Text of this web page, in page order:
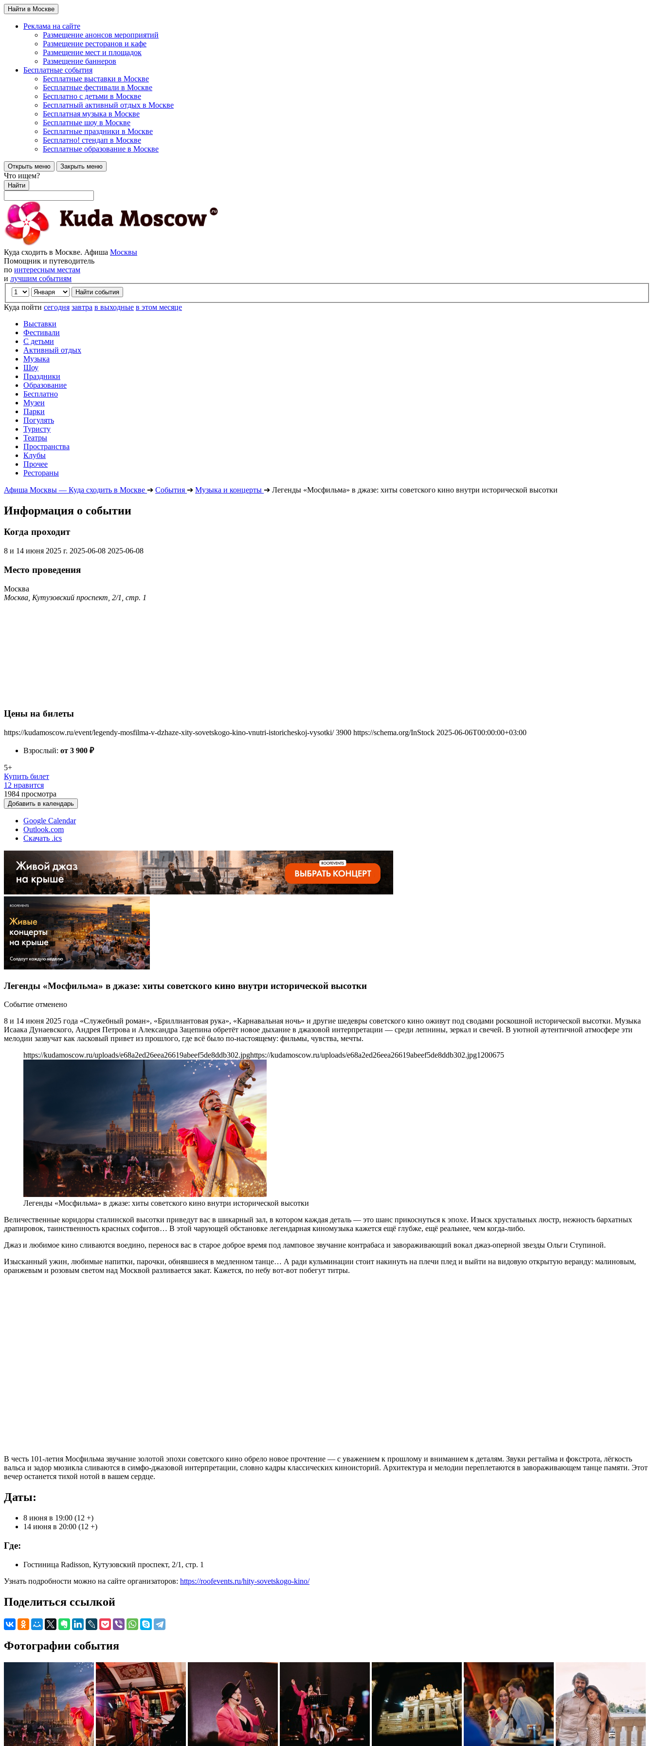
Найти в Москве
Реклама на сайте
Размещение анонсов мероприятий
Размещение ресторанов и кафе
Размещение мест и площадок
Размещение баннеров
Бесплатные события
Бесплатные выставки в Москве
Бесплатные фестивали в Москве
Бесплатно с детьми в Москве
Бесплатный активный отдых в Москве
Бесплатная музыка в Москве
Бесплатные шоу в Москве
Бесплатные праздники в Москве
Бесплатно! стендап в Москве
Бесплатные образование в Москве
Открыть меню Закрыть меню
Что ищем?
Найти
Куда сходить в Москве. Афиша Москвы
Помощник и путеводитель
по интересным местам
и лучшим событиям
Куда пойти сегодня завтра в выходные в этом месяце
Выставки
Фестивали
С детьми
Активный отдых
Музыка
Шоу
Праздники
Образование
Бесплатно
Музеи
Парки
Погулять
Туристу
Театры
Пространства
Клубы
Прочее
Рестораны
Афиша Москвы — Куда сходить в Москве ➔ События ➔ Музыка и концерты ➔ Легенды «Мосфильма» в джазе: хиты советского кино внутри исторической высотки
Информация о событии
Когда проходит
8 и 14 июня 2025 г. 2025-06-08 2025-06-08
Место проведения
Москва
Москва, Кутузовский проспект, 2/1, стр. 1
Цены на билеты
https://kudamoscow.ru/event/legendy-mosfilma-v-dzhaze-xity-sovetskogo-kino-vnutri-istoricheskoj-vysotki/ 3900 https://schema.org/InStock 2025-06-06T00:00:00+03:00
Взрослый: от 3 900 ₽
5+
Купить билет
12 нравится
1984 просмотра
Добавить в календарь
Google Calendar
Outlook.com
Скачать .ics
Легенды «Мосфильма» в джазе: хиты советского кино внутри исторической высотки
Событие отменено
8 и 14 июня 2025 года «Служебный роман», «Бриллиантовая рука», «Карнавальная ночь» и другие шедевры советского кино оживут под сводами роскошной исторической высотки. Музыка
Исаака Дунаевского, Андрея Петрова и Александра Зацепина обретёт новое дыхание в джазовой интерпретации — среди лепнины, зеркал и свечей. В уютной аутентичной атмосфере эти
мелодии зазвучат как ласковый привет из прошлого, где всё было по-настоящему: фильмы, чувства, мечты.
https://kudamoscow.ru/uploads/e68a2ed26eea26619abeef5de8ddb302.jpghttps://kudamoscow.ru/uploads/e68a2ed26eea26619abeef5de8ddb302.jpg1200675
Легенды «Мосфильма» в джазе: хиты советского кино внутри исторической высотки
Величественные коридоры сталинской высотки приведут вас в шикарный зал, в котором каждая деталь — это шанс прикоснуться к эпохе. Изыск хрустальных люстр, нежность бархатных
драпировок, таинственность красных софитов… В этой чарующей обстановке легендарная киномузыка кажется ещё глубже, ещё реальнее, чем когда-либо.
Джаз и любимое кино сливаются воедино, перенося вас в старое доброе время под ламповое звучание контрабаса и завораживающий вокал джаз-оперной звезды Ольги Ступиной.
Изысканный ужин, любимые напитки, парочки, обнявшиеся в медленном танце… А ради кульминации стоит накинуть на плечи плед и выйти на видовую открытую веранду: малиновым,
оранжевым и розовым светом над Москвой разливается закат. Кажется, по небу вот-вот побегут титры.
В честь 101-летия Мосфильма звучание золотой эпохи советского кино обрело новое прочтение — с уважением к прошлому и вниманием к деталям. Звуки регтайма и фокстрота, лёгкость
вальса и задор мюзикла сливаются в симфо-джазовой интерпретации, словно кадры классических киноисторий. Архитектура и мелодии переплетаются в завораживающем танце памяти. Этот
вечер останется тихой нотой в вашем сердце.
Даты:
8 июня в 19:00 (12 +)
14 июня в 20:00 (12 +)
Где:
Гостиница Radisson, Кутузовский проспект, 2/1, стр. 1
Узнать подробности можно на сайте организаторов: https://roofevents.ru/hity-sovetskogo-kino/
Поделиться ссылкой
Фотографии события